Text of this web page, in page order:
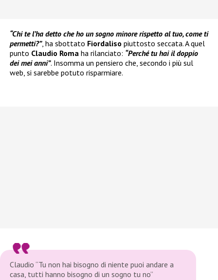
“Chi te l’ha detto che ho un sogno minore rispetto al tuo, come ti
permetti?”, ha sbottato Fiordaliso piuttosto seccata. A quel
punto Claudio Roma ha rilanciato: “Perché tu hai il doppio
dei mei anni”. Insomma un pensiero che, secondo i più sul
web, si sarebbe potuto risparmiare.
Claudio “Tu non hai bisogno di niente puoi andare a
casa, tutti hanno bisogno di un sogno tu no”